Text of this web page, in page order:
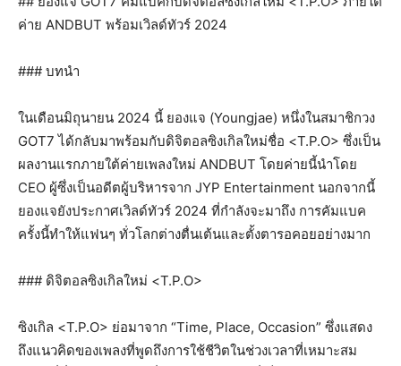
ค่าย ANDBUT พร้อมเวิลด์ทัวร์ 2024
### บทนำ
ในเดือนมิถุนายน 2024 นี้ ยองแจ (Youngjae) หนึ่งในสมาชิกวง
GOT7 ได้กลับมาพร้อมกับดิจิตอลซิงเกิลใหม่ชื่อ <T.P.O> ซึ่งเป็น
ผลงานแรกภายใต้ค่ายเพลงใหม่ ANDBUT โดยค่ายนี้นำโดย
CEO ผู้ซึ่งเป็นอดีตผู้บริหารจาก JYP Entertainment นอกจากนี้
ยองแจยังประกาศเวิลด์ทัวร์ 2024 ที่กำลังจะมาถึง การคัมแบค
ครั้งนี้ทำให้แฟนๆ ทั่วโลกต่างตื่นเต้นและตั้งตารอคอยอย่างมาก
### ดิจิตอลซิงเกิลใหม่ <T.P.O>
ซิงเกิล <T.P.O> ย่อมาจาก “Time, Place, Occasion” ซึ่งแสดง
ถึงแนวคิดของเพลงที่พูดถึงการใช้ชีวิตในช่วงเวลาที่เหมาะสม